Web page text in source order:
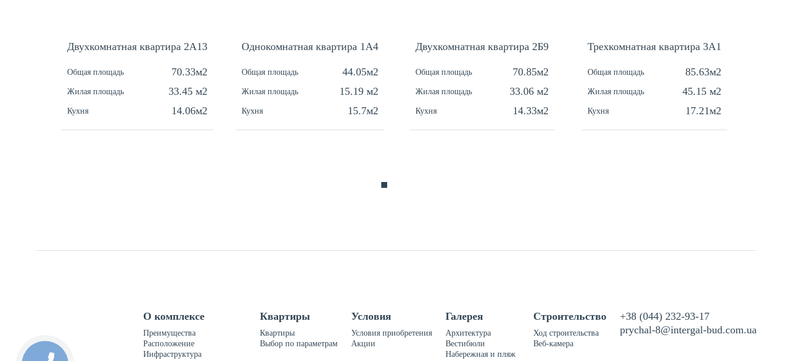
Двухкомнатная квартира 2А13
Общая площадь 70.33м2
Жилая площадь 33.45 м2
Кухня 14.06м2
Однокомнатная квартира 1А4
Общая площадь 44.05м2
Жилая площадь 15.19 м2
Кухня 15.7м2
Двухкомнатная квартира 2Б9
Общая площадь 70.85м2
Жилая площадь 33.06 м2
Кухня 14.33м2
Трехкомнатная квартира 3A1
Общая площадь 85.63м2
Жилая площадь 45.15 м2
Кухня 17.21м2
О комплексе
Преимущества
Расположение
Инфраструктура
Квартиры
Квартиры
Выбор по параметрам
Условия
Условия приобретения
Акции
Галерея
Архитектура
Вестибюли
Набережная и пляж
Строительство
Ход строительства
Веб-камера
+38 (044) 232-93-17
prychal-8@intergal-bud.com.ua